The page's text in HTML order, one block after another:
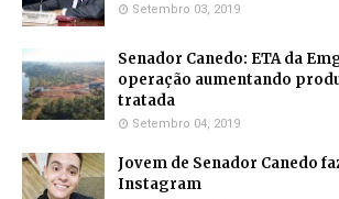
Setembro 03, 2019
Senador Canedo: ETA da
operação aumentando
tratada
Setembro 04, 2019
Jovem de Senador Canedo
Instagram